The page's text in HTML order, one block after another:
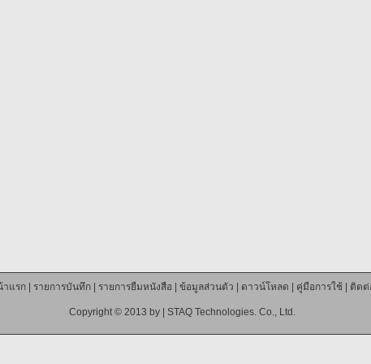
าแรก| รายการบันทึก| รายการยืมหนังสือ ข้อมูลส่วนตัว ดาวน์โหลด คู่มือการใช้| ติดต่
Copyright © 2013 by | STAQ Technologies. Co., Ltd.